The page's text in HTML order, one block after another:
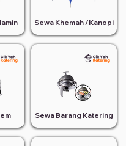
Sewa Khemah /Kanopi
Sewa Barang Katering